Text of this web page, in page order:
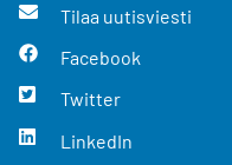
Tilaa uutisviesti
Facebook
Twitter
LinkedIn